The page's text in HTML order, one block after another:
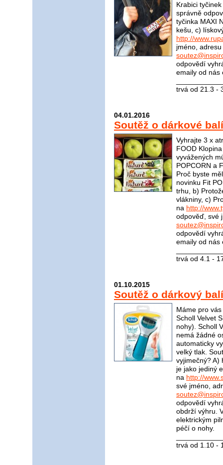
Krabici
správně
tyčinka MAXI
kešu, c)
http://
jméno,
odpovědí
emaily od nás
trvá od 21.3 -
04.01.2016
Soutěž o dárkové
Vyhrajte 3 x
FOOD
vyvážených
POPCORN a
Proč byste
novinku Fit
trhu, b)
vlákniny, c)
na http://
odpověď, své
odpovědí
emaily od nás
trvá od 4.1 -
01.10.2015
Soutěž o dárkový
Máme pro
Scholl Velvet
nohy). Scholl
nemá žádné
automaticky
velký tlak.
vyjimečný? A)
je jako jediný
na http://
své jméno,
odpovědí
obdrží výhru.
elektrickým
péčí o nohy.
trvá od 1.10 -